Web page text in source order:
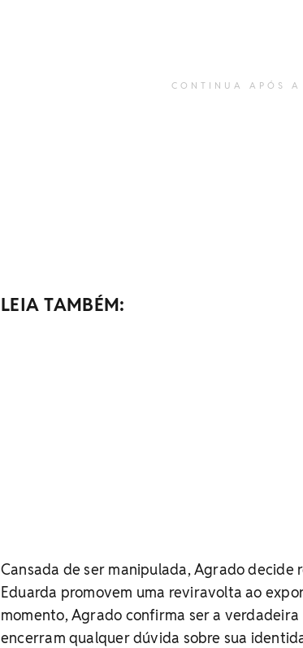
CONTINUA APÓS A
LEIA TAMBÉM:
Cansada de ser manipulada, Agrado decide
Eduarda promovem uma reviravolta ao
momento, Agrado confirma ser a
encerram qualquer dúvida sobre sua